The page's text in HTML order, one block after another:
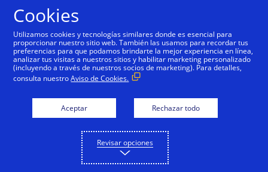
Tarjetas de empresa Visa Tarjeta de empresa Visa
Cookies
Utilizamos cookies y tecnologías similares donde es esencial para
proporcionar nuestro sitio web. También las usamos para recordar tus
preferencias para que podamos brindarte la mejor experiencia en línea,
analizar tus visitas a nuestros sitios y habilitar marketing personalizado
(incluyendo a través de nuestros socios de marketing). Para detalles,
consulta nuestroAviso de Cookies.
Aceptar Rechazar todo
Revisar opciones